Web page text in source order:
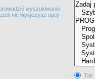
wyszukiwanie.
nie wyłączysz opcji
Tak